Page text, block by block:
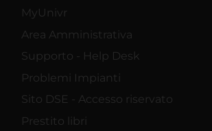
MyUnivr
Area Amministrativa
Supporto - Help Desk
Problemi Impianti
Sito DSE - Accesso riservato
Prestito libri